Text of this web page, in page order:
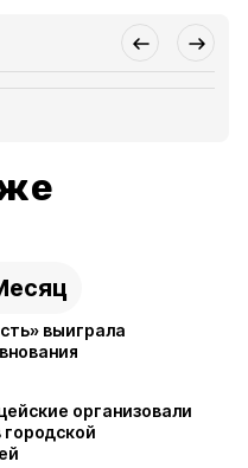
выиграла
организовали
городской